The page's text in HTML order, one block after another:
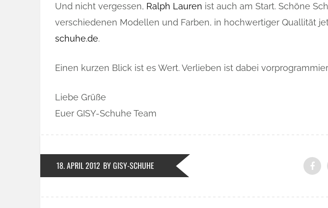
Und nicht vergessen, Ralph Lauren ist auch am Start. Schöne
verschiedenen Modellen und Farben, in hochwertiger Quallität
schuhe.de.
Einen kurzen Blick ist es Wert. Verlieben ist dabei
Liebe Grüße
Euer GISY-Schuhe Team
18. APRIL 2012 BY GISY-SCHUHE